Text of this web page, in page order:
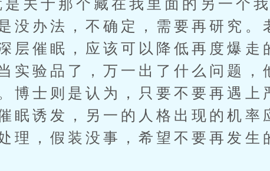
关于那个藏在我里面的另一个我
没办法，不确定，需要再研究。
层催眠，应该可以降低再度爆走
实验品了，万一出了什么问题，
博士则是认为，只要不要再遇上
眠诱发，另一的人格出现的机率
理，假装没事，希望不要再发生